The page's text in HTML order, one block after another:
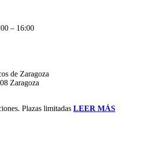
– 16:00
de Zaragoza
Zaragoza
Plazas limitadas LEER MÁS